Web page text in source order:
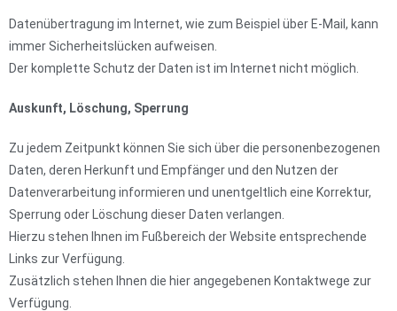
Datenübertragung im Internet, wie zum Beispiel über E-Mail, kann
immer Sicherheitslücken aufweisen.
Der komplette Schutz der Daten ist im Internet nicht möglich.
Auskunft, Löschung, Sperrung
Zu jedem Zeitpunkt können Sie sich über die personenbezogenen
Daten, deren Herkunft und Empfänger und den Nutzen der
Datenverarbeitung informieren und unentgeltlich eine Korrektur,
Sperrung oder Löschung dieser Daten verlangen.
Hierzu stehen Ihnen im Fußbereich der Website entsprechende
Links zur Verfügung.
Zusätzlich stehen Ihnen die hier angegebenen Kontaktwege zur
Verfügung.